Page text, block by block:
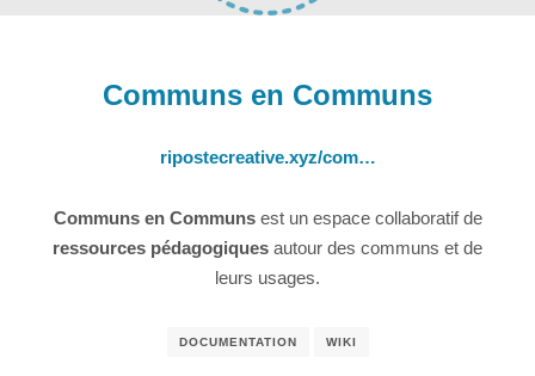
Communs en Communs
ripostecreative.xyz/com…
Communs en Communsest un espace collaboratif de
ressources pédagogiques autour des communs et de
leurs usages.
DOCUMENTATION WIKI